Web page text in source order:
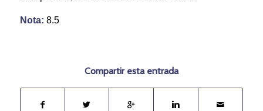
Nota: 8.5
Compartir esta entrada